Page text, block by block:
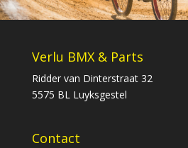
Verlu BMX & Parts
Ridder van Dinterstraat 32
5575 BL Luyksgestel
Contact